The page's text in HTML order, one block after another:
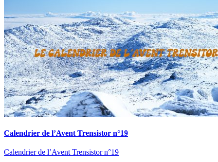
Calendrier de l’Avent Trensistor n°19
Calendrier de l’Avent Trensistor n°19